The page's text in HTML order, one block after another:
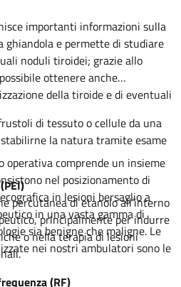
importanti informazioni sulla
e permette di studiare
noduli tiroidei; grazie allo
ottenere anche
della tiroide e di eventuali
operativa comprende un insieme
nel posizionamento di
in lesioni bersaglio a
in una vasta gamma di
sia benigne che maligne. Le
nei nostri ambulatori sono le
di tessuto o cellule da una
la natura tramite esame
percutanea di etanolo all’interno
principalmente per indurre
o nella terapia di lesioni
(RF)